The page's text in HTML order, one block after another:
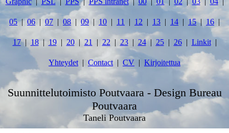
05 06 07 08 09 10 11 12 13 14 15 16
17 18 19 20 21 22 23 24 25 26 Linkit
Yhteydet Contact CV Kirjoitettua
Suunnittelutoimisto Poutvaara - Design Bureau
Poutvaara
Taneli Poutvaara